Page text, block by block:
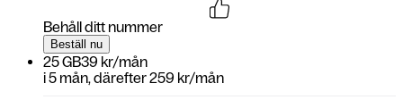
Behåll ditt nummer
Beställ nu
25 GB39 kr/mån
i5 mån, därefter259 kr/mån